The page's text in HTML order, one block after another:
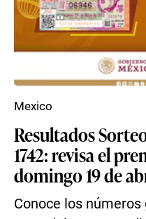
Resultados
1742: revisa el
domingo 19 de
Conoce los
Mexico